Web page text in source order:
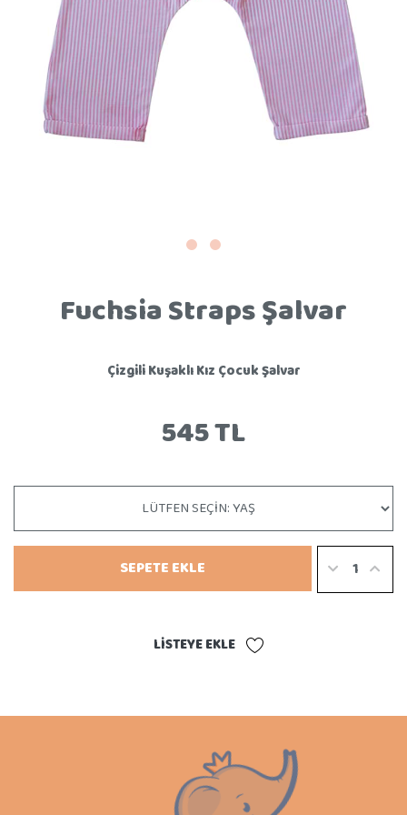
Fuchsia Straps Şalvar
Çizgili Kuşaklı Kız Çocuk Şalvar
545 TL
SEPETE EKLE
LISTEYE EKLE